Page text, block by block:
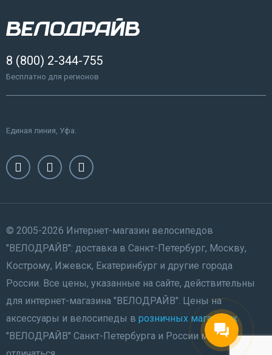
8 (800) 2-344-755
Бесплатно для регионов
Единая линия, Уфа.
© 2005-2026 Интернет-магазин велосипедов
"ВЕЛОДРАЙВ": доставка в Санкт-Петербург, Москву,
Кострому, Ижевск, Екатеринбург и другие города
России. Все цены, указанные на сайте, действительны
для интернет-магазина "ВЕЛОДРАЙВ". Цены на
аксессуары и велосипеды в розничных магазинах
"ВЕЛОДРАЙВ" Санкт-Петербурга и России могут